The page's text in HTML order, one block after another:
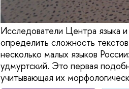
Исследователи Центра языка
определить сложность
несколько малых языков
удмуртский. Это первая
учитывающая их